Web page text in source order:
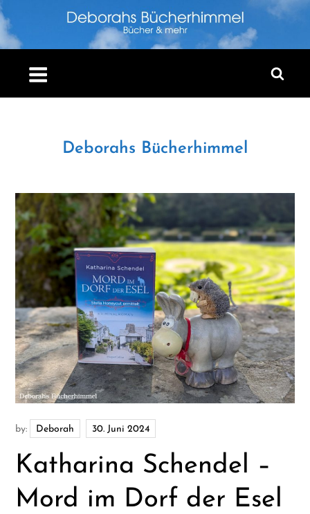
Skip
to
content
Deborahs Bücherhimmel
by: Deborah
Katharina Schendel –
Mord im Dorf der Esel